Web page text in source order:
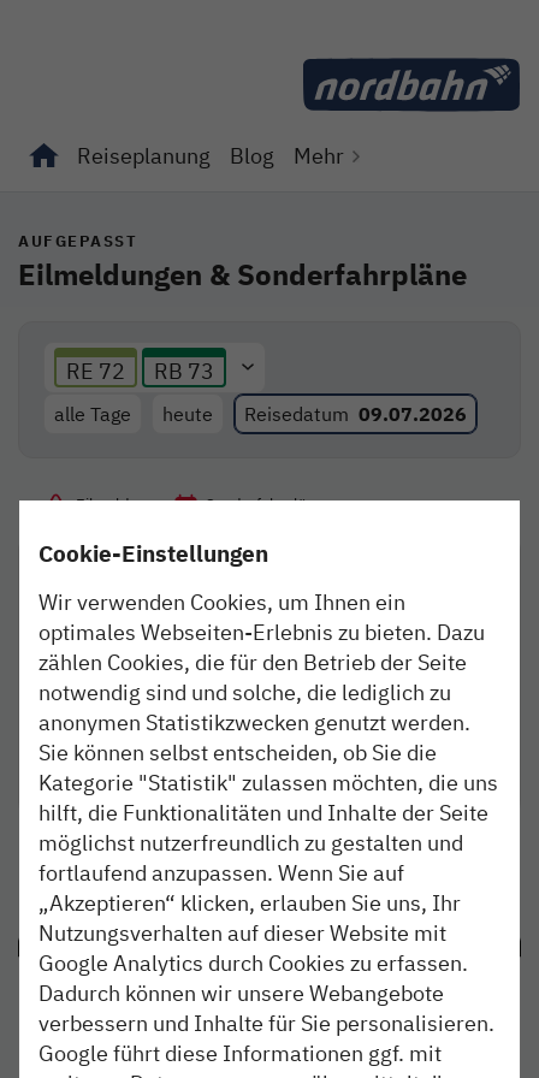
Reiseplanung Blog Mehr
AUFGEPASST
Eilmeldungen & Sonderfahrpläne
RE 72 RB 73
alle Tage heute Reisedatum 09.07.2026
Kiel – Eckernförde | Flensburg –
Schleibrücke Nord
RB 73 Kiel – Schleibrücke Süd
Es liegen keine Störungen oder Abweichungen
vor. Es gilt der Jahresfahrplan.
Hier gelangen Sie zu denJahresfahrplänen
unserer Linien.
Die nordbahn wünscht eine gute Fahrt!
Eilmeldungen Sonderfahrpläne
Alle angekündigten Baumaßnahmen und
Cookie-Einstellungen
Wir verwenden Cookies, um Ihnen ein
optimales Webseiten-Erlebnis zu bieten. Dazu
zählen Cookies, die für den Betrieb der Seite
notwendig sind und solche, die lediglich zu
anonymen Statistikzwecken genutzt werden.
Sie können selbst entscheiden, ob Sie die
Kategorie "Statistik" zulassen möchten, die uns
hilft, die Funktionalitäten und Inhalte der Seite
möglichst nutzerfreundlich zu gestalten und
fortlaufend anzupassen. Wenn Sie auf
„Akzeptieren“ klicken, erlauben Sie uns, Ihr
Nutzungsverhalten auf dieser Website mit
Google Analytics durch Cookies zu erfassen.
Dadurch können wir unsere Webangebote
verbessern und Inhalte für Sie personalisieren.
Google führt diese Informationen ggf. mit